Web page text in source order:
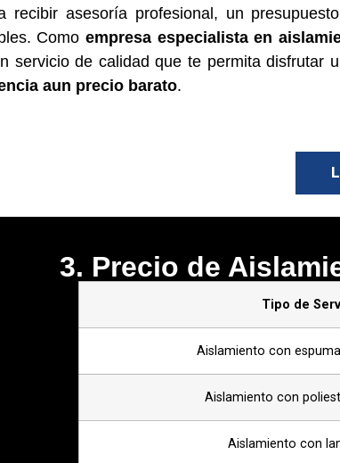
recibir asesoría profesional, un
Como empresa especialista en
servicio de calidad que te permita disfrutar
aun precio barato.
3. Precio de
Tipo de
Aislamiento con
Aislamiento con
Aislamiento con